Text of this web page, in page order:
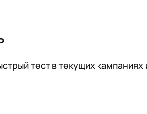
тест в текущих кампаниях